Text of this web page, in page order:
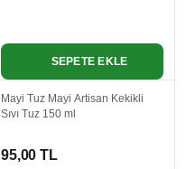
SEPETE EKLE
Mayi Tuz Mayi Artisan Kekikli
Sıvı Tuz 150 ml
95,00 TL